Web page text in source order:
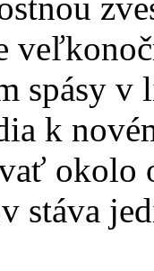
spásy
k
okolo
stáva